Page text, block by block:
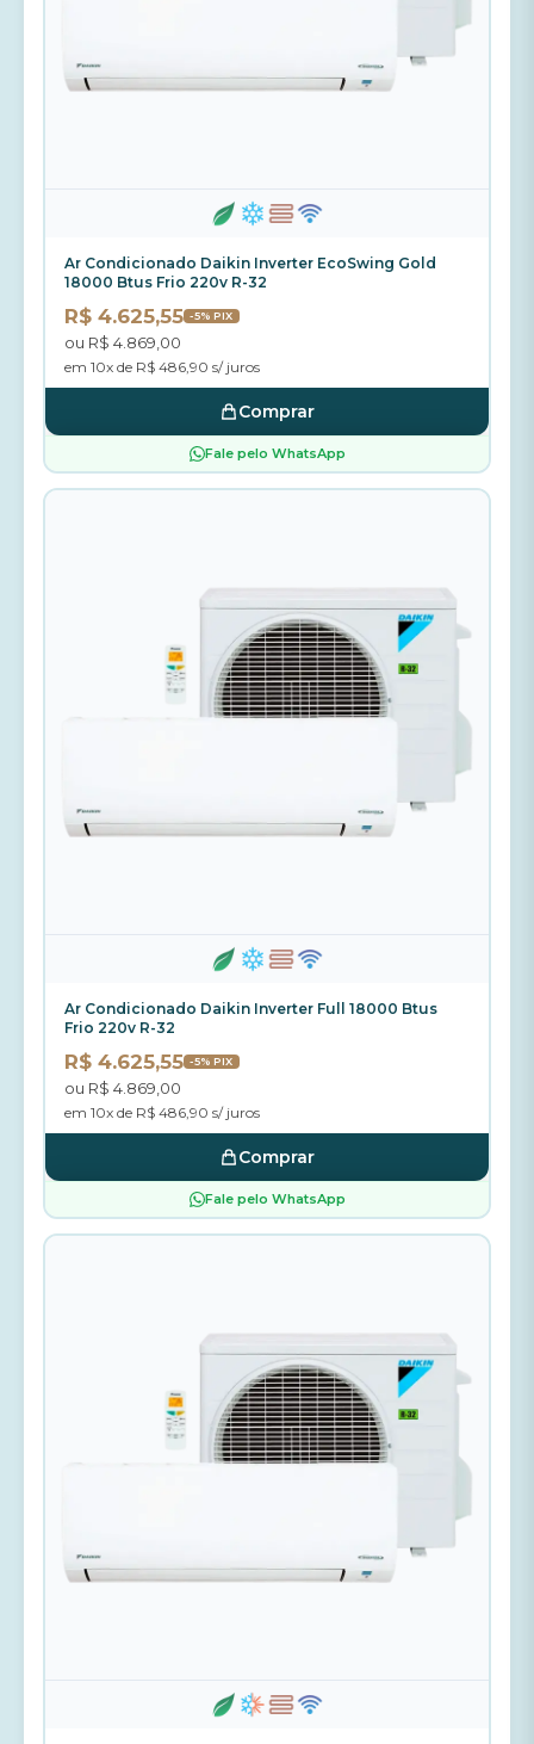
Ar Condicionado Daikin Inverter EcoSwing Gold
18000 Btus Frio 220v R-32
R$ 4.625,55 -5% PIX
ou R$ 4.869,00
em 10x de R$ 486,90 s/ juros
Comprar
Fale pelo WhatsApp
Ar Condicionado Daikin Inverter Full 18000 Btus
Frio 220v R-32
R$ 4.625,55 -5% PIX
ou R$ 4.869,00
em 10x de R$ 486,90 s/ juros
Comprar
Fale pelo WhatsApp